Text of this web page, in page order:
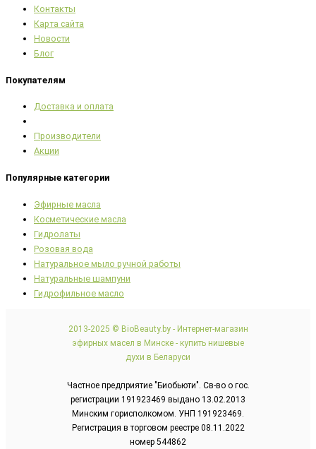
Контакты
Карта сайта
Новости
Блог
Покупателям
Доставка и оплата
Производители
Акции
Популярные категории
Эфирные масла
Косметические масла
Гидролаты
Розовая вода
Натуральное мыло ручной работы
Натуральные шампуни
Гидрофильное масло
2013-2025 © BioBeauty.by - Интернет-магазин
эфирных масел в Минске - купить нишевые
духи в Беларуси
Частное предприятие "Биобьюти". Св-во о гос.
регистрации 191923469 выдано 13.02.2013
Минским горисполкомом. УНП 191923469.
Регистрация в торговом реестре 08.11.2022
номер 544862